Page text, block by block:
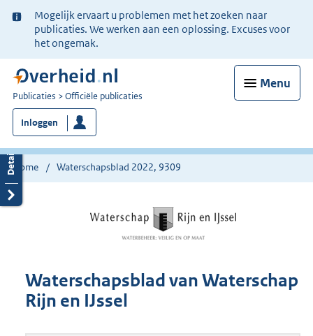
Ter
informatie:
Mogelijk ervaart u problemen met het zoeken naar
publicaties. We werken aan een oplossing. Excuses voor
het ongemak.
Menu
U
bent
nu
hier:
Publicaties Officiële publicaties
Inloggen
Home Waterschapsblad 2022, 9309
Waterschapsblad van Waterschap
Rijn en IJssel